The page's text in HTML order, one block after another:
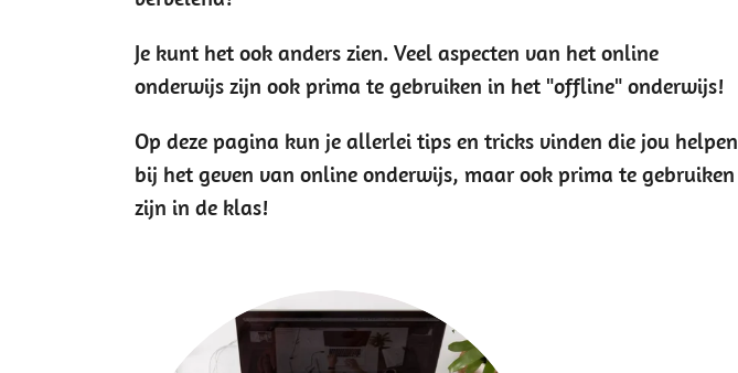
Je kunt het ook anders zien. Veel aspecten van het online
onderwijs zijn ook prima te gebruiken in het "offline" onderwijs!
Op deze pagina kun je allerlei tips en tricks vinden die jou helpen
bij het geven van online onderwijs, maar ook prima te gebruiken
zijn in de klas!